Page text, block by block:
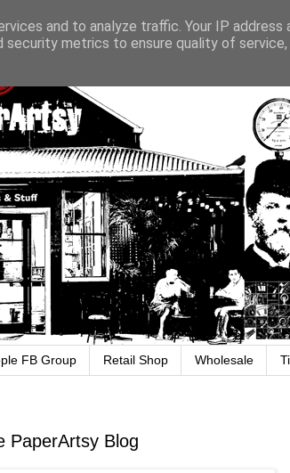
FB Group Retail Shop Wholesale
PaperArtsy Blog
and to analyze traffic. Your IP address
security metrics to ensure quality of